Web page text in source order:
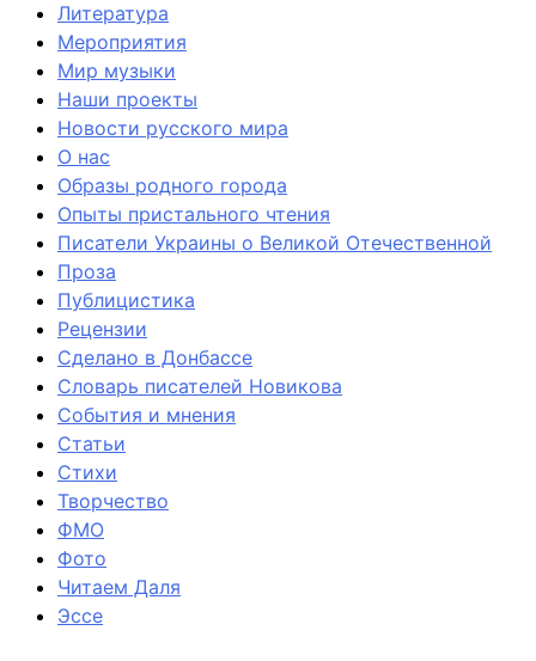
Литература
Мероприятия
Мир музыки
Наши проекты
Новости русского мира
О нас
Образы родного города
Опыты пристального чтения
Писатели Украины о Великой Отечественной
Проза
Публицистика
Рецензии
Сделано в Донбассе
Словарь писателей Новикова
События и мнения
Статьи
Стихи
Творчество
ФМО
Фото
Читаем Даля
Эссе